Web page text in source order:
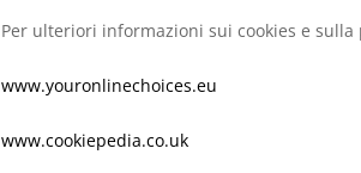
Per ulteriori informazioni sui cookies e sulla
www.youronlinechoices.eu
www.cookiepedia.co.uk